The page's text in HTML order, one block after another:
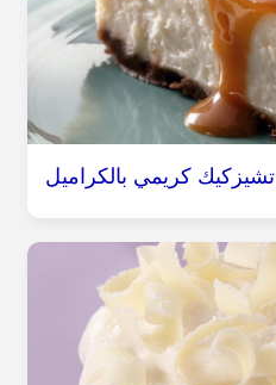
تشيزكيك كريمي بالكراميل